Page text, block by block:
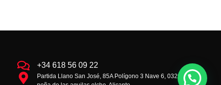
+34 618 56 09 22
Partida Llano San José, 85A Polígono 3 Nave 6, 03293 la